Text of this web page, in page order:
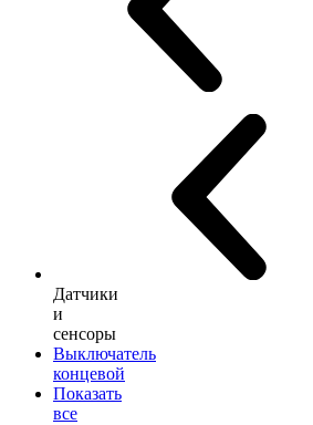
Датчики
и
сенсоры
Выключатель
концевой
Показать
все